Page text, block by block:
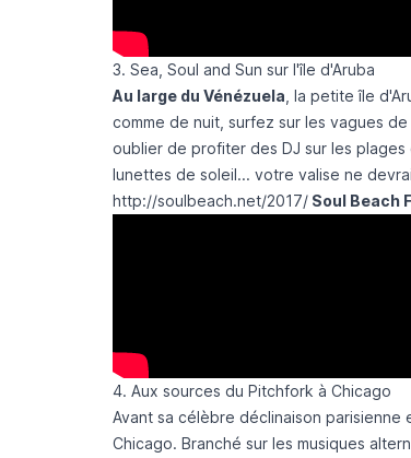
3. Sea, Soul and Sun sur l'île d'Aruba
Au large du Vénézuela , la petite île
comme de nuit, surfez sur les vagues
oublier de profiter des DJ sur les
lunettes de soleil... votre valise ne
http://soulbeach.net/2017/ Soul Beach
4. Aux sources du Pitchfork à Chicago
Avant sa célèbre déclinaison parisienne
Chicago. Branché sur les musiques